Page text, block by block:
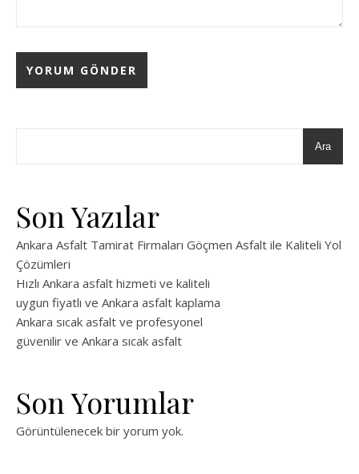
Ara
Son Yazılar
Ankara Asfalt Tamirat Firmaları Göçmen Asfalt ile Kaliteli Yol
Çözümleri
Hızlı Ankara asfalt hizmeti ve kaliteli
uygun fiyatlı ve Ankara asfalt kaplama
Ankara sıcak asfalt ve profesyonel
güvenilir ve Ankara sıcak asfalt
Son Yorumlar
Görüntülenecek bir yorum yok.